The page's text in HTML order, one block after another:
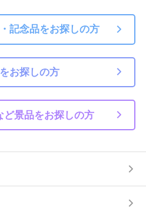
記念品をお探しの方
お探しの方
ど景品をお探しの方